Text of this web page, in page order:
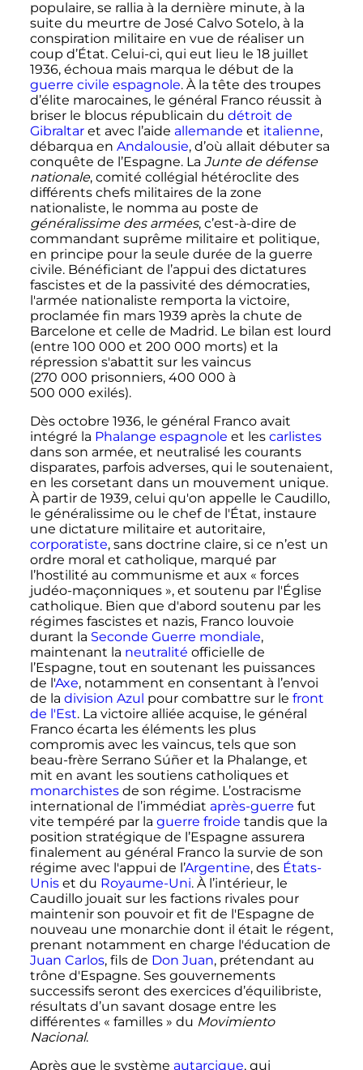
populaire, se rallia à la dernière minute, à la
suite du meurtre de José Calvo Sotelo, à la
conspiration militaire en vue de réaliser un
coup d’État. Celui-ci, qui eut lieu le 18 juillet
1936, échoua mais marqua le début de la
guerre civile espagnole. À la tête des troupes
d’élite marocaines, le général Franco réussit à
briser le blocus républicain du détroit de
Gibraltaret avec l’aide allemande et italienne,
débarqua en Andalousie, d’où allait débuter sa
conquête de l’Espagne. La Junte de défense
nationale, comité collégial hétéroclite des
différents chefs militaires de la zone
nationaliste, le nomma au poste de
généralissime des armées, c’est-à-dire de
commandant suprême militaire et politique,
en principe pour la seule durée de la guerre
civile. Bénéficiant de l’appui des dictatures
fascistes et de la passivité des démocraties,
l'armée nationaliste remporta la victoire,
proclamée fin mars 1939 après la chute de
Barcelone et celle de Madrid. Le bilan est lourd
(entre 100 000 et 200 000 morts) et la
répression s'abattit sur les vaincus
(270 000 prisonniers, 400 000 à
500 000 exilés).
Dès octobre 1936, le général Franco avait
intégré la Phalange espagnole et les carlistes
dans son armée, et neutralisé les courants
disparates, parfois adverses, qui le soutenaient,
en les corsetant dans un mouvement unique.
À partir de 1939, celui qu'on appelle le Caudillo,
le généralissime ou le chef de l'État, instaure
une dictature militaire et autoritaire,
corporatiste, sans doctrine claire, si ce n’est un
ordre moral et catholique, marqué par
l’hostilité au communisme et aux « forces
judéo-maçonniques », et soutenu par l'Église
catholique. Bien que d'abord soutenu par les
régimes fascistes et nazis, Franco louvoie
durant la Seconde Guerre mondiale,
maintenant la neutralité officielle de
l’Espagne, tout en soutenant les puissances
de l'Axe, notamment en consentant à l’envoi
de la division Azul pour combattre sur le front
de l'Est. La victoire alliée acquise, le général
Franco écarta les éléments les plus
compromis avec les vaincus, tels que son
beau-frère Serrano Súñer et la Phalange, et
mit en avant les soutiens catholiques et
monarchistesde son régime. L’ostracisme
international de l’immédiat après-guerre fut
vite tempéré par la guerre froide tandis que la
position stratégique de l’Espagne assurera
finalement au général Franco la survie de son
régime avec l'appui de l’Argentine, des États-
Uniset du Royaume-Uni. À l’intérieur, le
Caudillo jouait sur les factions rivales pour
maintenir son pouvoir et fit de l'Espagne de
nouveau une monarchie dont il était le régent,
prenant notamment en charge l'éducation de
Juan Carlos, fils de Don Juan, prétendant au
trône d'Espagne. Ses gouvernements
successifs seront des exercices d’équilibriste,
résultats d’un savant dosage entre les
différentes « familles » du Movimiento
Nacional.
Après que le système autarcique, qui